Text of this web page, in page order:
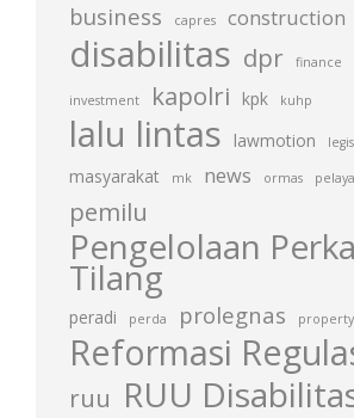
business capres construction
disabilitas dpr finance
investment kapolri kpk kuhp
lalu lintas lawmotion
masyarakat mk news ormas
pemilu
Pengelolaan
Tilang
peradi perda prolegnas property
Reformasi
ruu RUU